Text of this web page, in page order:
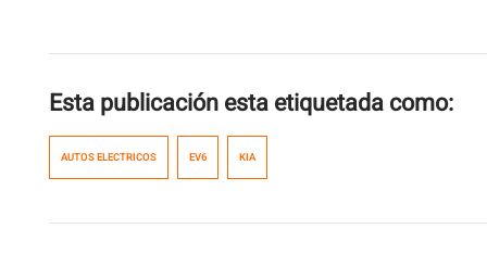
Esta publicación esta etiquetada como:
AUTOS ELECTRICOS EV6 KIA